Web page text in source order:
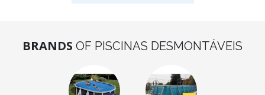
BRANDS OF PISCINAS DESMONTÁVEIS